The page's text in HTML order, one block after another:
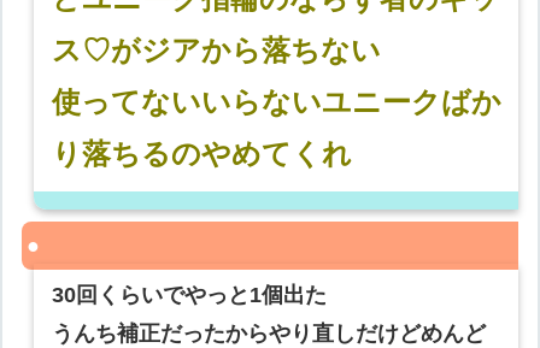
ス♡がジアから落ちない
使ってないいらないユニークばか
り落ちるのやめてくれ
30回くらいでやっと1個出た
うんち補正だったからやり直しだけどめんど